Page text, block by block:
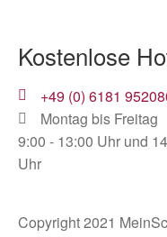
Kostenlose
+49 (0) 6181
Montag bis Freitag
9:00 - 13:00 Uhr und
Uhr
Copyright 2021